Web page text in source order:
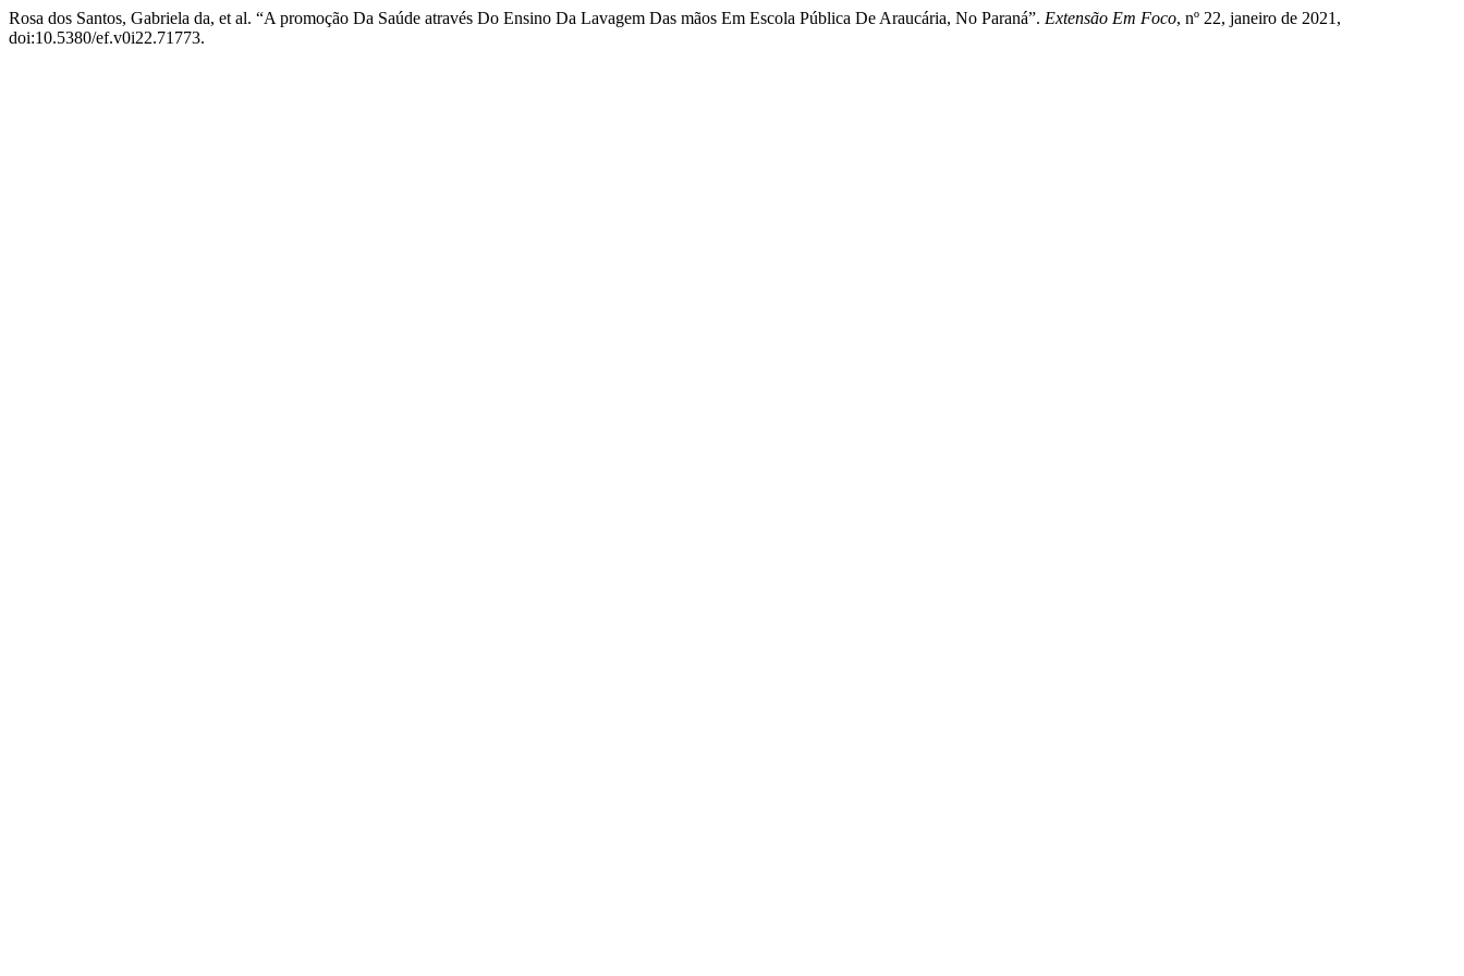
Rosa dos Santos, Gabriela da, et al. “A promoção Da Saúde através Do Ensino Da Lavagem Das mãos Em Escola Pública De Araucária, No Paraná”. Extensão Em Foco, nº 22, janeiro de 2021,
doi:10.5380/ef.v0i22.71773.